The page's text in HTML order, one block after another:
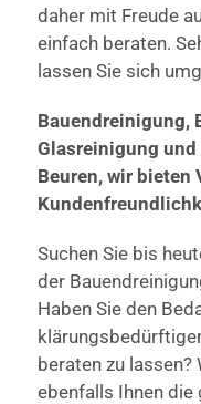
daher mit Freude
einfach beraten.
lassen Sie sich
Bauendreinigung,
Glasreinigung
Beuren, wir bieten
Suchen Sie bis
der
Haben Sie den
beraten zu lassen?
ebenfalls Ihnen die